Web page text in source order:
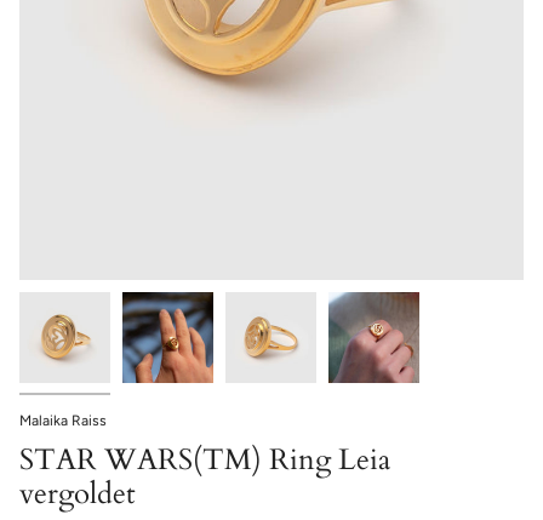
Malaika Raiss
STAR WARS(TM) Ring Leia
vergoldet